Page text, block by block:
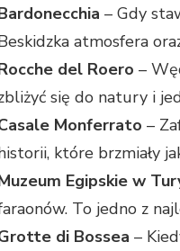
– Gdy
atmosfera
del Roero –
się do natury i
Monferrato –
które brzmiały
Egipskie w
To jedno z
di Bossea –